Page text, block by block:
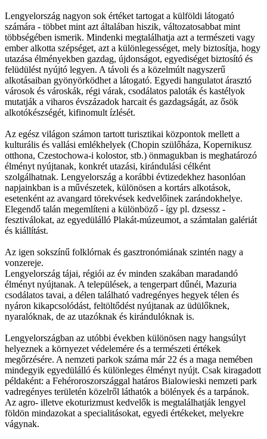
Lengyelország nagyon sok értéket tartogat a külföldi látogató
számára - többet mint azt általában hiszik, változatosabbat mint
többségében ismerik. Mindenki megtalálhatja azt a természeti vagy
ember alkotta szépséget, azt a különlegességet, mely biztosítja, hogy
utazása élményekben gazdag, újdonságot, egyediséget biztosító és
felüdülést nyújtó legyen. A távoli és a közelmúlt nagyszerű
alkotásaiban gyönyörködhet a látogató. Egyedi hangulatot árasztó
városok és városkák, régi várak, csodálatos paloták és kastélyok
mutatják a viharos évszázadok harcait és gazdagságát, az ősök
alkotókészségét, kifinomult ízlését.
Az egész világon számon tartott turisztikai központok mellett a
kulturális és vallási emlékhelyek (Chopin szülőháza, Kopernikusz
otthona, Czestochowa-i kolostor, stb.) önmagukban is meghatározó
élményt nyújtanak, konkrét utazási, kirándulási célként
szolgálhatnak. Lengyelország a korábbi évtizedekhez hasonlóan
napjainkban is a művészetek, különösen a kortárs alkotások,
esetenként az avangard törekvések kedvelőinek zarándokhelye.
Elegendő talán megemlíteni a különböző - így pl. dzsessz -
fesztiválokat, az egyedülálló Plakát-múzeumot, a számtalan galériát
és kiállítást.
Az igen sokszínű folklórnak és gasztronómiának szintén nagy a
vonzereje.
Lengyelország tájai, régiói az év minden szakában maradandó
élményt nyújtanak. A települések, a tengerpart dűnéi, Mazuria
csodálatos tavai, a délen található vadregényes hegyek télen és
nyáron kikapcsolódást, feltöltődést nyújtanak az üdülőknek,
nyaralóknak, de az utazóknak és kirándulóknak is.
Lengyelországban az utóbbi években különösen nagy hangsúlyt
helyeznek a környezet védelemére és a természeti értékek
megőrzésére. A nemzeti parkok száma már 22 és a maga nemében
mindegyik egyedülálló és különleges élményt nyújt. Csak kiragadott
példaként: a Fehéroroszországgal határos Bialowieski nemzeti park
vadregényes területén közelről láthatók a bölények és a tarpánok.
Az agro- illetve ekoturizmust kedvelők is megtalálhatják lengyel
földön mindazokat a specialitásokat, egyedi értékeket, melyekre
vágynak.